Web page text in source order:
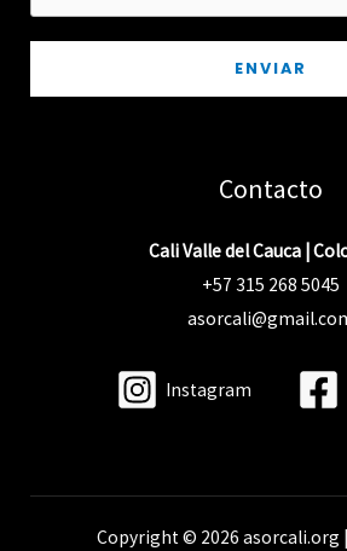
ENVIAR
Contacto
Cali Valle del Cauca |
+57 315 268 5045
Instagram
Copyright © 2026 asorcali.org